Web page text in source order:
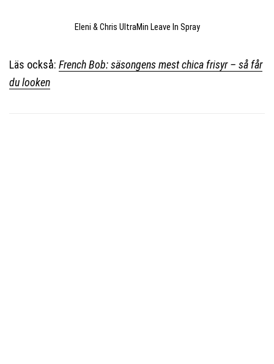
Eleni & Chris UltraMin Leave In Spray
Läs också: French Bob: säsongens mest chica frisyr – så får
du looken